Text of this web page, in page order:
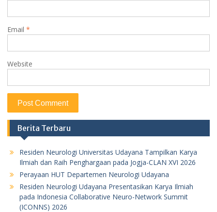
Email *
Website
Berita Terbaru
Residen Neurologi Universitas Udayana Tampilkan Karya
Ilmiah dan Raih Penghargaan pada Jogja-CLAN XVI 2026
Perayaan HUT Departemen Neurologi Udayana
Residen Neurologi Udayana Presentasikan Karya Ilmiah
pada Indonesia Collaborative Neuro-Network Summit
(ICONNS) 2026